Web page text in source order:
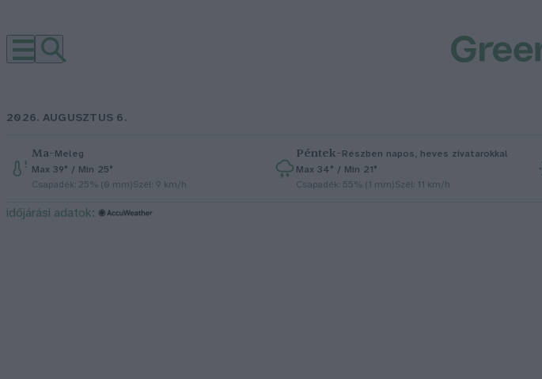
2026. AUGUSZTUS 6.
Ma–Meleg
Max 39° / Min 25°
Csapadék: 25% (0 mm)Szél: 9 km/h
Péntek–Részben napos, heves zivatarokkal
Max 34° / Min 21°
Csapadék: 55% (1 mm)Szél: 11 km/h
időjárási adatok: